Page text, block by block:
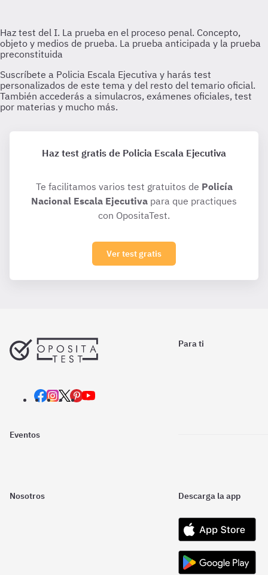
Haz test gratis de Policia Escala Ejecutiva
Te facilitamos varios test gratuitos de Policía
Nacional Escala Ejecutiva para que practiques
con OpositaTest.
Ver test gratis
Para ti
Eventos
Nosotros Descarga la app